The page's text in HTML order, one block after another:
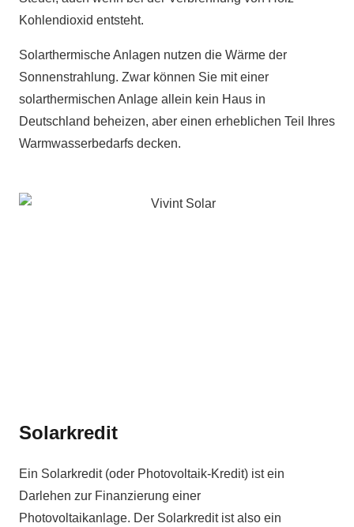
Kohlendioxid entsteht.
Solarthermische Anlagen nutzen die Wärme der
Sonnenstrahlung. Zwar können Sie mit einer
solarthermischen Anlage allein kein Haus in
Deutschland beheizen, aber einen erheblichen Teil Ihres
Warmwasserbedarfs decken.
Solarkredit
Ein Solarkredit (oder Photovoltaik-Kredit) ist ein
Darlehen zur Finanzierung einer
Photovoltaikanlage. Der Solarkredit ist also ein